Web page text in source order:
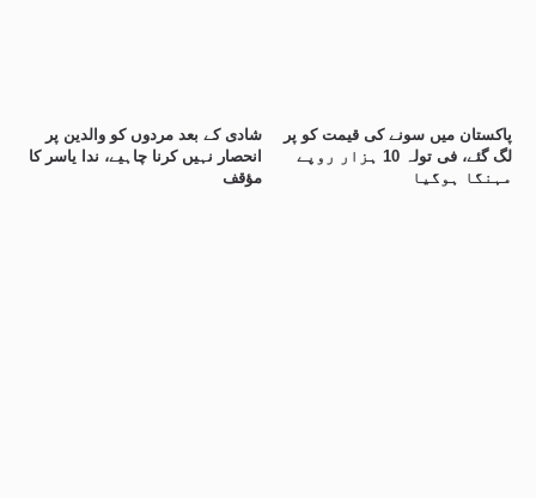
شادی کے بعد مردوں کو والدین پر
انحصار نہیں کرنا چاہیے، ندا یاسر کا
مؤقف
پاکستان میں سونے کی قیمت کو پر
لگ گئے، فی تولہ 10 ہزار روپے
مہنگا ہوگیا